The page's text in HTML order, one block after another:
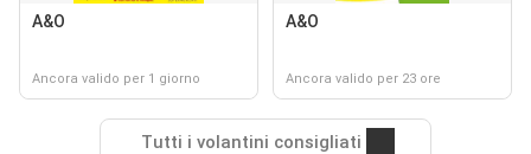
A&O
Ancora valido per 1 giorno
A&O
Ancora valido per 23 ore
Tutti i volantini consigliati